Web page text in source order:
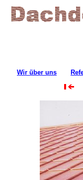
Wir über uns